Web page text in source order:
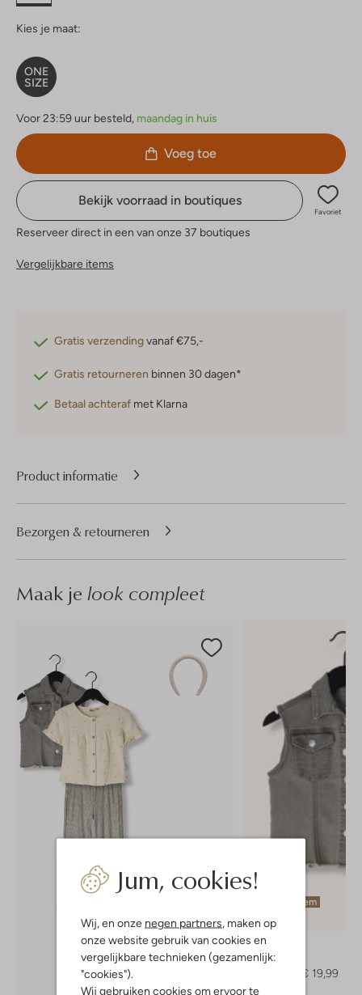
Jum, cookies!
Wij, en onze negen partners, maken op
onze website gebruik van cookies en
vergelijkbare technieken (gezamenlijk:
"cookies").
Wij gebruiken cookies om ervoor te
Kies je maat:
ONE
SIZE
Voor 23:59 uur besteld, maandag in huis
Voeg toe
Bekijk voorraad in boutiques
Favoriet
Reserveer direct in een van onze 37 boutiques
Vergelijkbare items
Gratis verzendingvanaf €75,-
Gratis retourneren binnen 30 dagen*
Betaal achteraf met Klarna
Product informatie
Bezorgen & retourneren
Maak je look compleet
Laatste item
-60%
Daily7
Gilet
€ 19,99